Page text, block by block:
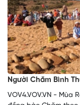
Người Chăm Bình
VOV4.VOV.VN - Mùa